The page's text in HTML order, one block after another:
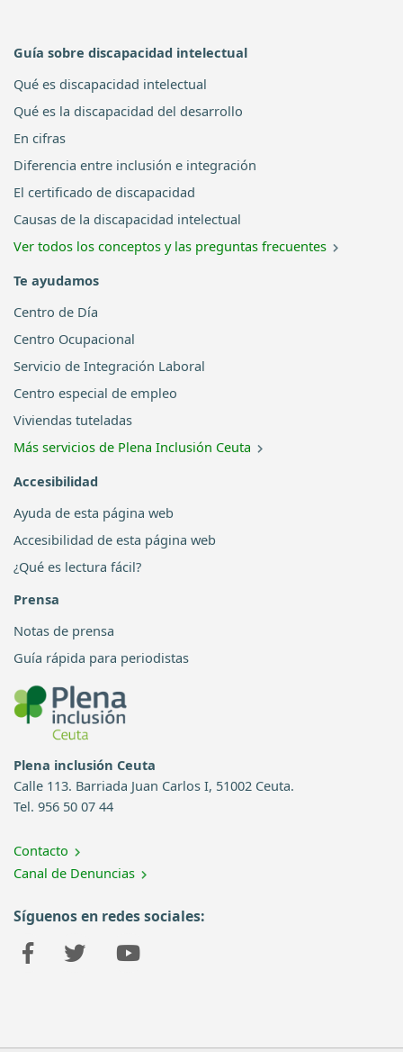
Guía sobre discapacidad intelectual
Qué es discapacidad intelectual
Qué es la discapacidad del desarrollo
En cifras
Diferencia entre inclusión e integración
El certificado de discapacidad
Causas de la discapacidad intelectual
Ver todos los conceptos y las preguntas frecuentes
Te ayudamos
Centro de Día
Centro Ocupacional
Servicio de Integración Laboral
Centro especial de empleo
Viviendas tuteladas
Más servicios de Plena Inclusión Ceuta
Accesibilidad
Ayuda de esta página web
Accesibilidad de esta página web
¿Qué es lectura fácil?
Prensa
Notas de prensa
Guía rápida para periodistas
Plena inclusión Ceuta
Calle 113. Barriada Juan Carlos I, 51002 Ceuta.
Tel. 956 50 07 44
Contacto
Canal de Denuncias
Síguenos en redes sociales: